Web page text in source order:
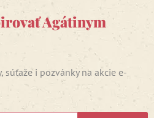
Agátinym
i pozvánky na akcie e-